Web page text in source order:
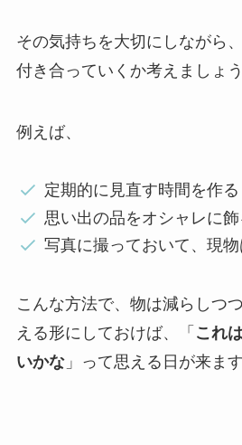
その気持ちを大切にしながら
付き合っていくか考えましょう
例えば、
定期的に見直す時間を作る
思い出の品をオシャレに飾
写真に撮っておいて、現
こんな方法で、物は減らしつ
える形にしておけば、「 これ
いかな」って思える日が来ます